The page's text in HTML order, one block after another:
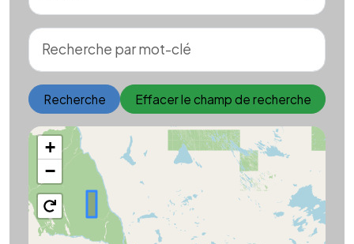
Recherche Effacer le champ de recherche
+
−